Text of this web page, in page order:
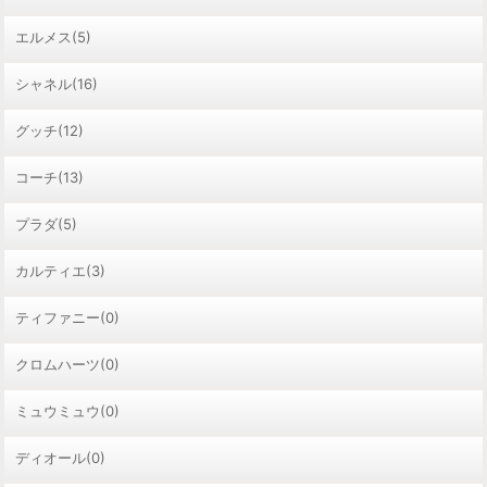
エルメス(5)
シャネル(16)
グッチ(12)
コーチ(13)
プラダ(5)
カルティエ(3)
ティファニー(0)
クロムハーツ(0)
ミュウミュウ(0)
ディオール(0)